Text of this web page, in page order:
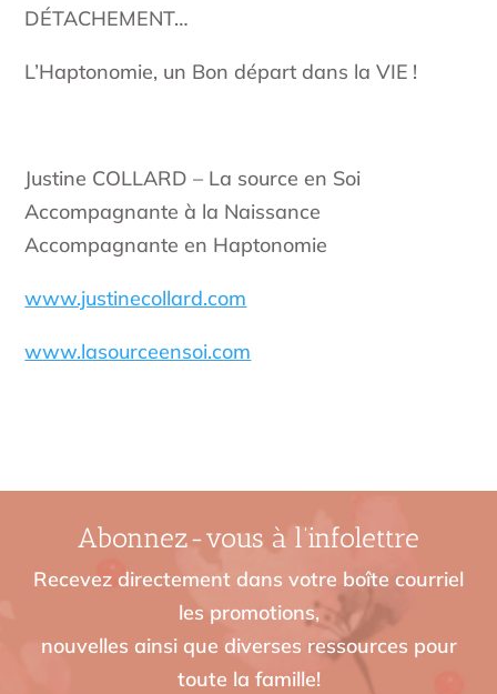
DÉTACHEMENT…
L’Haptonomie, un Bon départ dans la VIE !
Justine COLLARD – La source en Soi
Accompagnante à la Naissance
Accompagnante en Haptonomie
www.justinecollard.com
www.lasourceensoi.com
Abonnez-vous à l’infolettre
Recevez directement dans votre boîte courriel
les promotions,
nouvelles ainsi que diverses ressources pour
toute la famille!